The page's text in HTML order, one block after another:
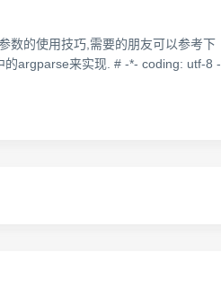
数的使用技巧,需要的朋友可以参考下
的argparse来实现. # -*- coding: utf-8 -